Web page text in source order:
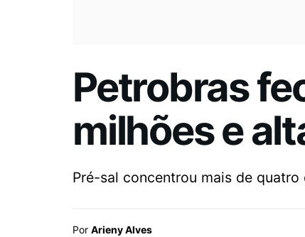
Petrobras
milhões e
Pré-sal concentrou mais de
Por Arieny Alves